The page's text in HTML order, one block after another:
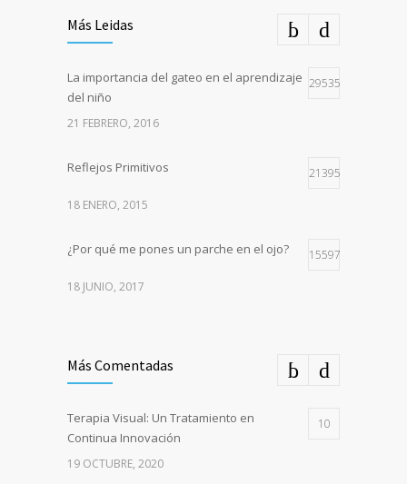
Más Leidas
La importancia del gateo en el aprendizaje
del niño
29535
21 FEBRERO, 2016
Reflejos Primitivos 21395
18 ENERO, 2015
¿Por qué me pones un parche en el ojo? 15597
18 JUNIO, 2017
Más Comentadas
Terapia Visual: Un Tratamiento en
Continua Innovación
10
19 OCTUBRE, 2020